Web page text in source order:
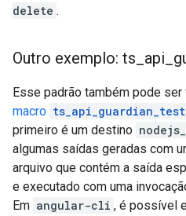
delete .
Outro exemplo: ts api
Esse padrão também pode
macro ts_api_guardian_test
primeiro é um destino
algumas saídas geradas com
arquivo que contém a saída
e executado com uma
Em angular-cli , é possível